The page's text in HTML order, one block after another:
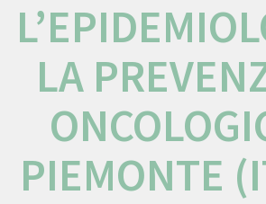
LA
PIEMONTE